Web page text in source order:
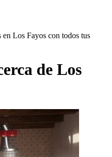
Los Fayos con todos tus
de Los